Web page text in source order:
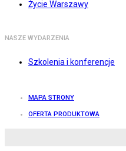
Życie Warszawy
NASZE WYDARZENIA
Szkolenia i konferencje
MAPA STRONY
OFERTA PRODUKTOWA